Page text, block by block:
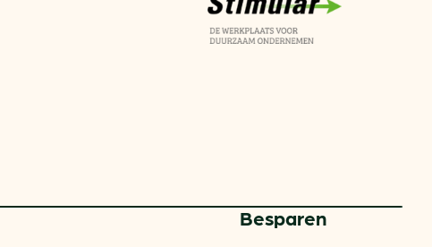
Besparen